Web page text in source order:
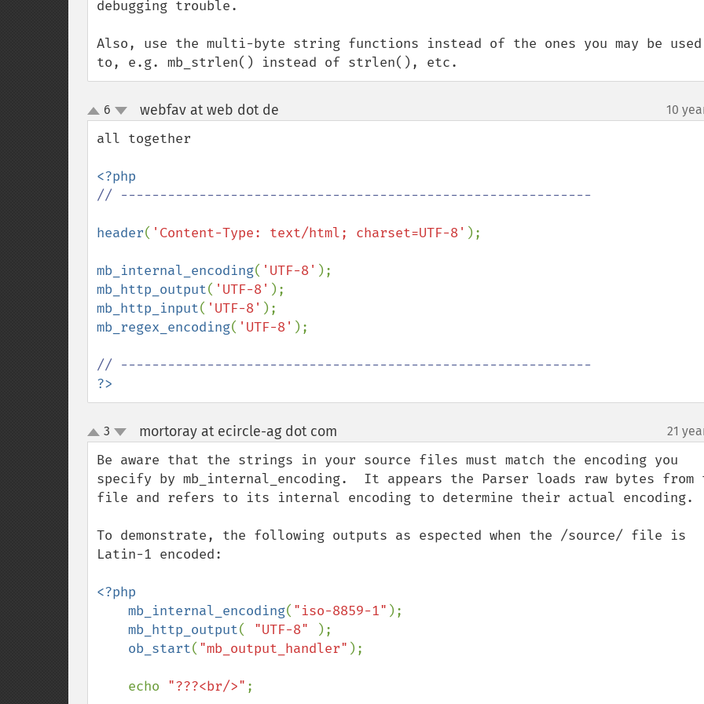
debugging trouble.
Also, use the multi-byte string functions instead of the ones you may be used
to, e.g. mb_strlen() instead of strlen(), etc.
up
down
6 webfav at web dot de 10
all together
// ------------------------------------------------------------
header( 'Content-Type: text/html; charset=UTF-8' );
mb_internal_encoding( 'UTF-8'
mb_http_output( 'UTF-8'
mb_http_input( 'UTF-8'
mb_regex_encoding( 'UTF-8' );
?>
up
down
3 mortoray at ecircle-ag dot com 21
Be aware that the strings in your source files must match the encoding you
specify by mb_internal_encoding.  It appears the Parser loads raw bytes from
file and refers to its internal encoding to determine their actual encoding.
To demonstrate, the following outputs as espected when the /source/ file is
Latin-1 encoded:
<?php
    mb_internal_encoding
( "iso-8859-1" );
mb_http_output( "UTF-8"
);
ob_start( "mb_output_handler" );
    echo
"???<br/>" ;